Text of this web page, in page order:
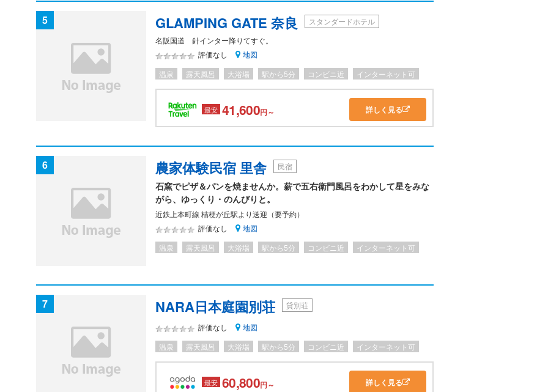
5 GLAMPING GATE 奈良
スタンダードホテル
名阪国道 針インター降りてすぐ。
評価なし
地図
温泉
露天風呂 大浴場 駅から5分 コンビニ近 インターネット可
最安 41,600円～ 詳しく見る
6 農家体験民宿 里舎 民宿
石窯でピザ＆パンを焼ませんか。薪で五右衛門風呂をわかして星をみな
がら、ゆっくり・のんびりと。
近鉄上本町線 桔梗が丘駅より送迎（要予約）
評価なし
地図
温泉
露天風呂 大浴場 駅から5分 コンビニ近 インターネット可
7 NARA日本庭園別荘 貸別荘
評価なし
地図
温泉
露天風呂 大浴場 駅から5分 コンビニ近 インターネット可
最安 60,800円～ 詳しく見る